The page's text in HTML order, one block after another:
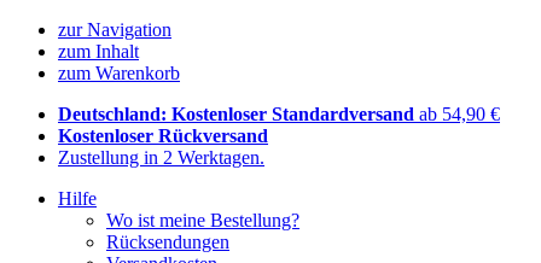
zur Navigation
zum Inhalt
zum Warenkorb
Deutschland: Kostenloser Standardversand ab 54,90 €
Kostenloser Rückversand
Zustellung in 2 Werktagen.
Hilfe
Wo ist meine Bestellung?
Rücksendungen